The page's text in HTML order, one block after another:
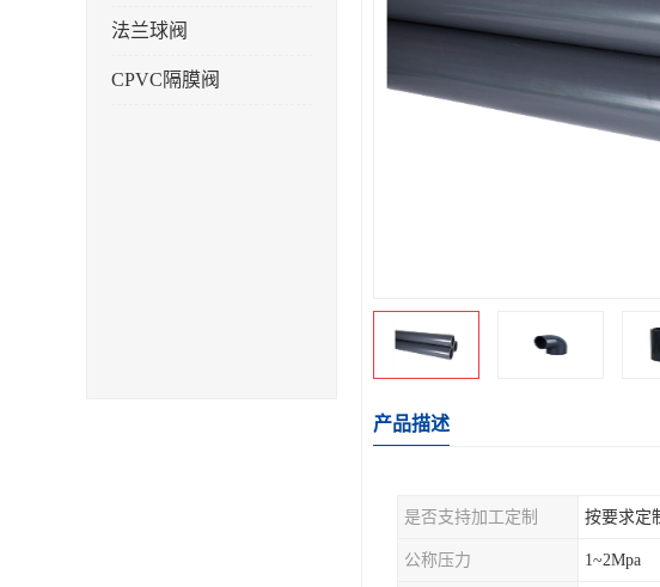
法兰球阀
CPVC隔膜阀
产品描述
是否支持加工定制 按要求定
公称压力 1~2Mpa